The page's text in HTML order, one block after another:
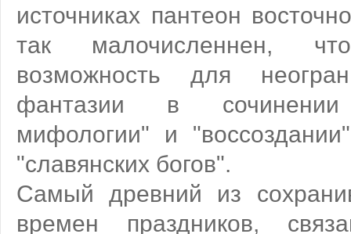
источниках пантеон
так малочисленнен,
возможность для
фантазии в сочинении
мифологии" и
"славянских богов".
Самый древний из
времен праздников,